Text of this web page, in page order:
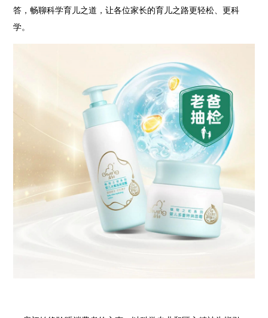
答，畅聊科学育儿之道，让各位家长的育儿之路更轻松、更科
学。